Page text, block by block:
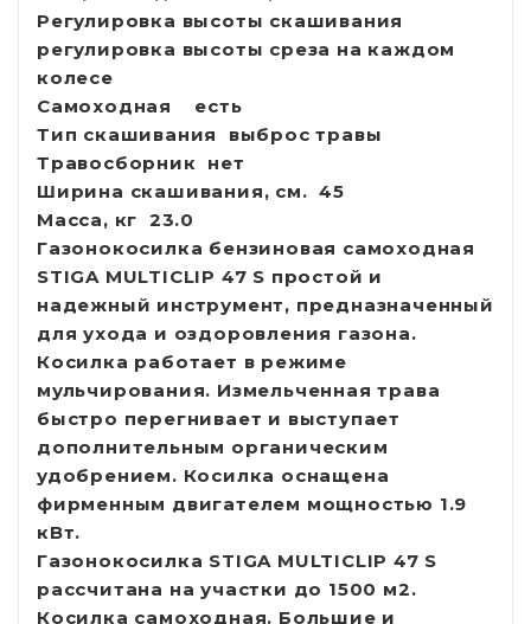
Регулировка высоты скашивания
регулировка высоты среза на каждом
колесе
Самоходная есть
Тип скашивания выброс травы
Травосборник нет
Ширина скашивания, см.45
Масса, кг 23.0
Газонокосилка бензиновая самоходная
STIGA MULTICLIP 47 S простой и
надежный инструмент, предназначенный
для ухода и оздоровления газона.
Косилка работает в режиме
мульчирования. Измельченная трава
быстро перегнивает и выступает
дополнительным органическим
удобрением. Косилка оснащена
фирменным двигателем мощностью 1.9
кВт.
Газонокосилка STIGA MULTICLIP 47 S
рассчитана на участки до 1500 м2.
Косилка самоходная. Большие и